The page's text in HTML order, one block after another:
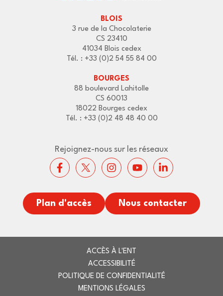
BLOIS
3 rue de la Chocolaterie
CS 23410
41034 Blois cedex
Tél. : +33 (0)2 54 55 84 00
BOURGES
88 boulevard Lahitolle
CS 60013
18022 Bourges cedex
Tél. : +33 (0)2 48 48 40 00
Rejoignez-nous sur les réseaux
Plan d'accès Nous contacter
ACCÈS À L'ENT
ACCESSIBILITÉ
POLITIQUE DE CONFIDENTIALITÉ
MENTIONS LÉGALES